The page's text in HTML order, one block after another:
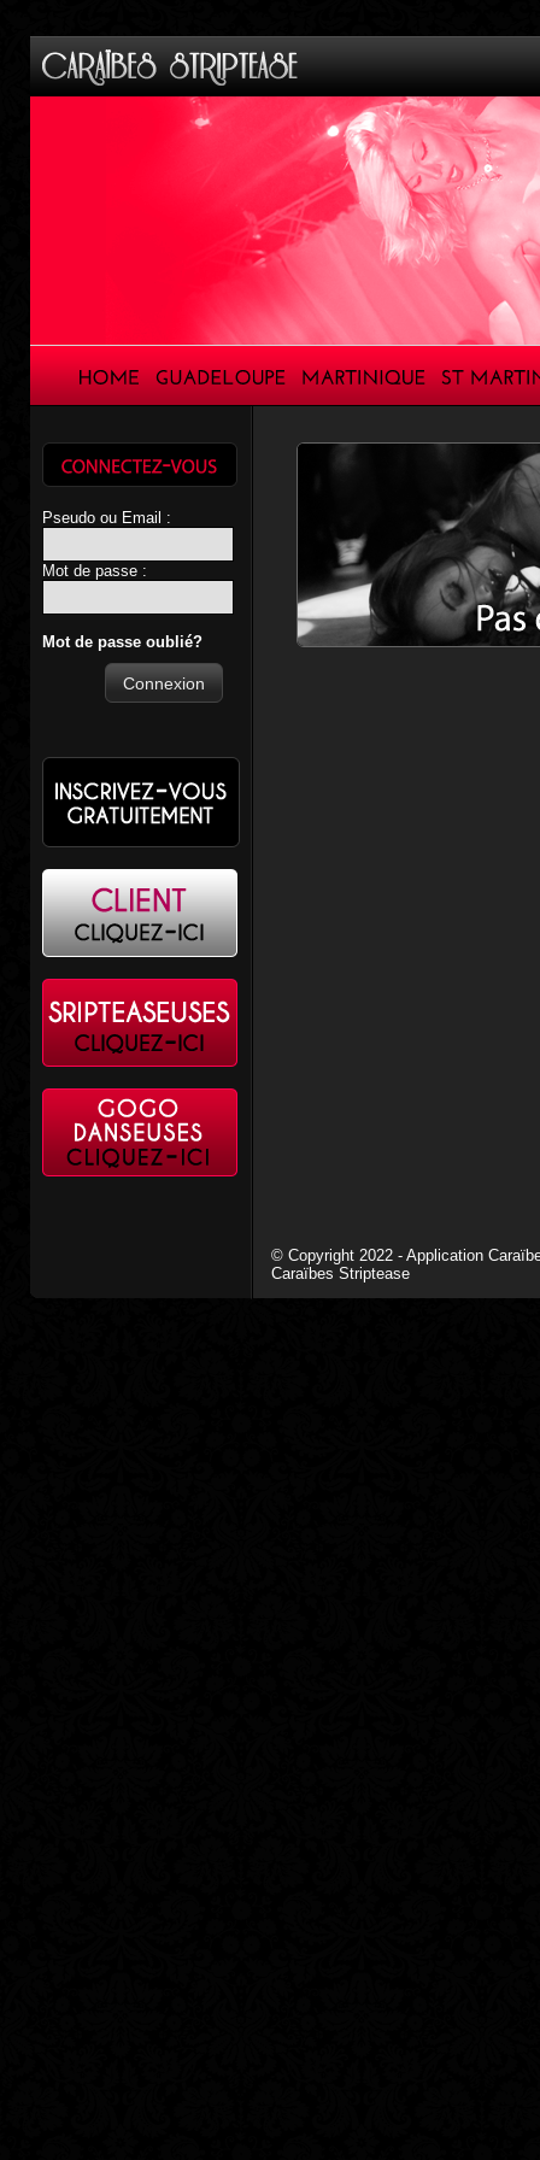
Pseudo ou Email :
Mot de passe :
Mot de passe oublié?
Connexion
© Copyright 2022 - Application
Caraïbes Striptease